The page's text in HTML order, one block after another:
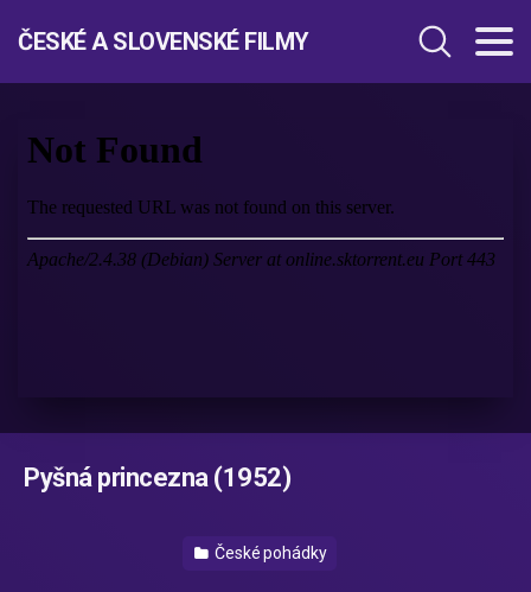
ČESKÉ A SLOVENSKÉ FILMY
Pyšná princezna (1952)
České pohádky